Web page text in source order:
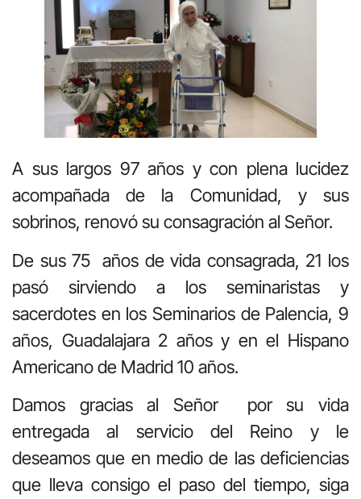
A sus largos 97 años y con plena lucidez
acompañada de la Comunidad, y sus
sobrinos, renovó su consagración al Señor.
De sus 75 años de vida consagrada, 21 los
pasó sirviendo a los seminaristas y
sacerdotes en los Seminarios de Palencia, 9
años, Guadalajara 2 años y en el Hispano
Americano de Madrid 10 años.
Damos gracias al Señor por su vida
entregada al servicio del Reino y le
deseamos que en medio de las deficiencias
que lleva consigo el paso del tiempo, siga